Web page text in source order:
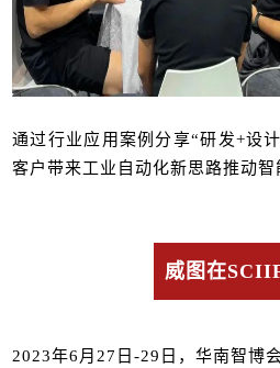
通过行业应用案例分享“研发+设
客户带来工业自动化新思路推动
威图在
2023年6月27日-29日，华南智博